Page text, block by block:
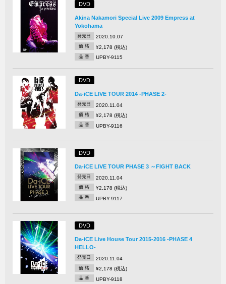
DVD
Akina Nakamori Special Live 2009 Empress at
Yokohama
発売日 2020.10.07
価 格 ¥2,178 (税込)
品 番 UPBY-9115
DVD
Da-iCE LIVE TOUR 2014 -PHASE 2-
発売日 2020.11.04
価 格 ¥2,178 (税込)
品 番 UPBY-9116
DVD
Da-iCE LIVE TOUR PHASE 3 ～FIGHT BACK
発売日 2020.11.04
価 格 ¥2,178 (税込)
品 番 UPBY-9117
DVD
Da-iCE Live House Tour 2015-2016 -PHASE 4
HELLO-
発売日 2020.11.04
価 格 ¥2,178 (税込)
品 番 UPBY-9118